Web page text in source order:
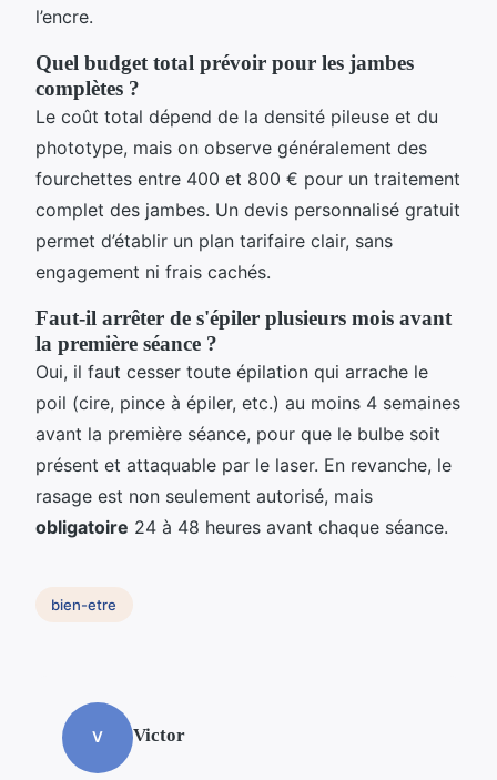
l’encre.
Quel budget total prévoir pour les jambes
complètes ?
Le coût total dépend de la densité pileuse et du
phototype, mais on observe généralement des
fourchettes entre 400 et 800 € pour un traitement
complet des jambes. Un devis personnalisé gratuit
permet d’établir un plan tarifaire clair, sans
engagement ni frais cachés.
Faut-il arrêter de s'épiler plusieurs mois avant
la première séance ?
Oui, il faut cesser toute épilation qui arrache le
poil (cire, pince à épiler, etc.) au moins 4 semaines
avant la première séance, pour que le bulbe soit
présent et attaquable par le laser. En revanche, le
rasage est non seulement autorisé, mais
obligatoire 24 à 48 heures avant chaque séance.
bien-etre
V Victor